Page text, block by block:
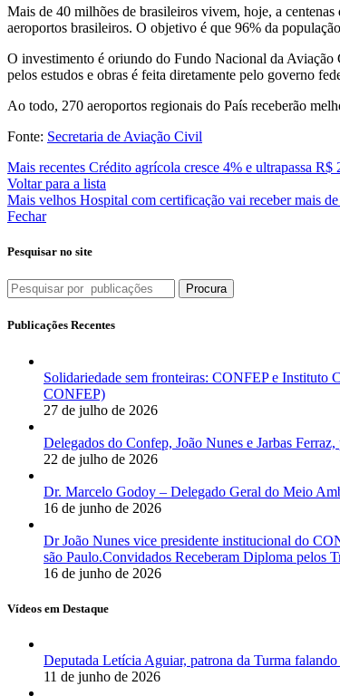
Mais de 40 milhões de brasileiros vivem, hoje, a
aeroportos brasileiros. O objetivo é que 96% da
O investimento é oriundo do Fundo Nacional da Aviação
pelos estudos e obras é feita diretamente pelo governo
Ao todo, 270 aeroportos regionais do País receberão
Fonte: Secretaria de Aviação Civil
Mais recentes Crédito agrícola cresce 4% e ultrapassa R$
Voltar para a lista
Mais velhos Hospital com certificação vai receber mais
Fechar
Pesquisar no site
Procura
Publicações Recentes
Solidariedade sem fronteiras: CONFEP e Instituto
CONFEP)
27 de julho de 2026
Delegados do Confep, João Nunes e Jarbas
22 de julho de 2026
Dr. Marcelo Godoy – Delegado Geral do Meio
16 de junho de 2026
Dr João Nunes vice presidente institucional do
são Paulo.Convidados Receberam Diploma pelos
16 de junho de 2026
Vídeos em Destaque
Deputada Letícia Aguiar, patrona da Turma
11 de junho de 2026